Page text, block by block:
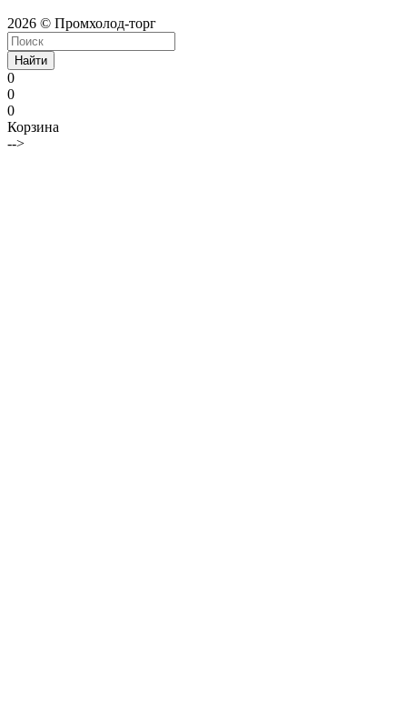
2026 © Промхолод-торг
Найти
0
0
0
Корзина
-->